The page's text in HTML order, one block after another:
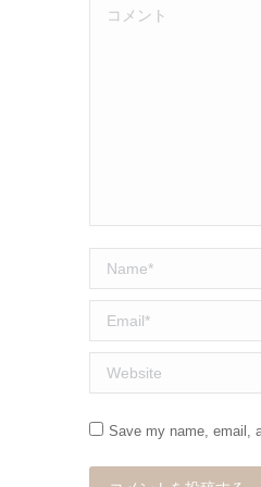
コメント
Name *
Email *
Website
Save my name, email,